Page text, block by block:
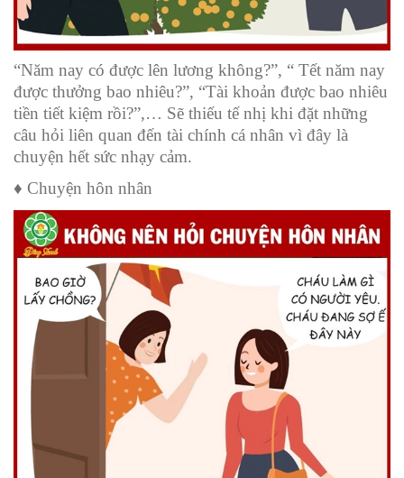
“Năm nay có được lên lương không?”, “ Tết năm nay
được thưởng bao nhiêu?”, “Tài khoản được bao nhiêu
tiền tiết kiệm rồi?”,… Sẽ thiếu tế nhị khi đặt những
câu hỏi liên quan đến tài chính cá nhân vì đây là
chuyện hết sức nhạy cảm.
♦️ Chuyện hôn nhân